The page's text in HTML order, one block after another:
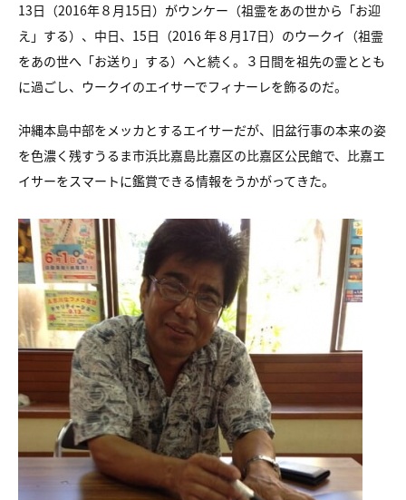
13日（2016年８月15日）がウンケー（祖霊をあの世から「お迎
え」する）、中日、15日（2016 年８月17日）のウークイ（祖霊
をあの世へ「お送り」する）へと続く。３日間を祖先の霊ととも
に過ごし、ウークイのエイサーでフィナーレを飾るのだ。
沖縄本島中部をメッカとするエイサーだが、旧盆行事の本来の姿
を色濃く残すうるま市浜比嘉島比嘉区の比嘉区公民館で、比嘉エ
イサーをスマートに鑑賞できる情報をうかがってきた。